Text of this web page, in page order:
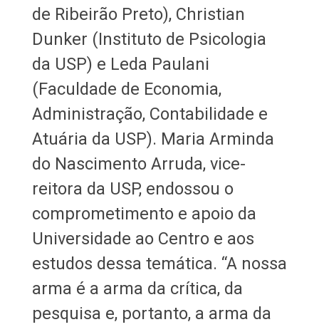
de Ribeirão Preto), Christian
Dunker (Instituto de Psicologia
da USP) e Leda Paulani
(Faculdade de Economia,
Administração, Contabilidade e
Atuária da USP). Maria Arminda
do Nascimento Arruda, vice-
reitora da USP, endossou o
comprometimento e apoio da
Universidade ao Centro e aos
estudos dessa temática. “A nossa
arma é a arma da crítica, da
pesquisa e, portanto, a arma da